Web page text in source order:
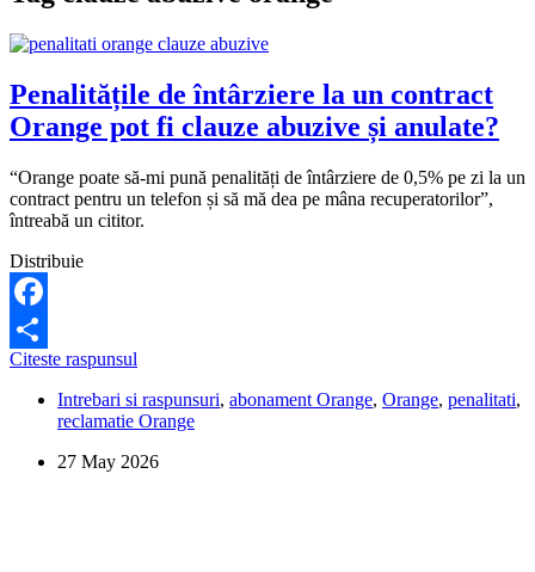
Penalitățile de întârziere la un contract
Orange pot fi clauze abuzive și anulate?
“Orange poate să-mi pună penalități de întârziere de 0,5% pe zi la un
contract pentru un telefon și să mă dea pe mâna recuperatorilor”,
întreabă un cititor.
Distribuie
Facebook
Share
Citeste raspunsul
întârziere
la
contract
Intrebari si raspunsuri, abonament Orange, Orange, penalitati,
reclamatie Orange
27 May 2026